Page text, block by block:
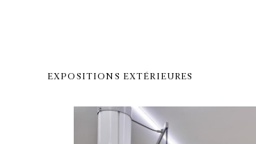
EXPOSITIONS EXTÉRIEURES